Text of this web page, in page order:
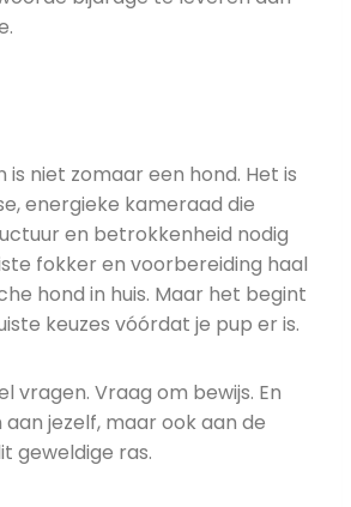
is niet zomaar een hond. Het is
energieke kameraad die
en betrokkenheid nodig
fokker en voorbereiding haal
hond in huis. Maar het begint
keuzes vóórdat je pup er is.
vragen. Vraag om bewijs. En
jezelf, maar ook aan de
geweldige ras.